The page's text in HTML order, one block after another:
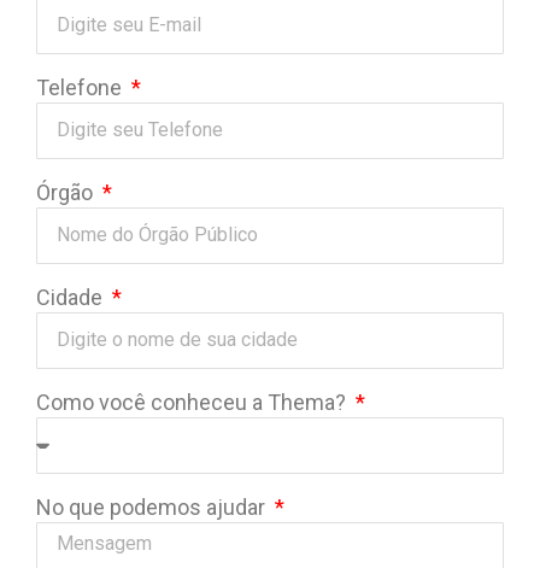
Telefone
Órgão
Cidade
Como você conheceu a Thema?
No que podemos ajudar